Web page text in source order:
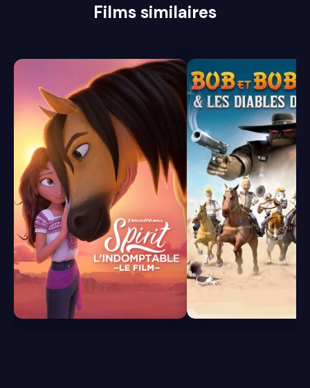
Films similaires
7.2